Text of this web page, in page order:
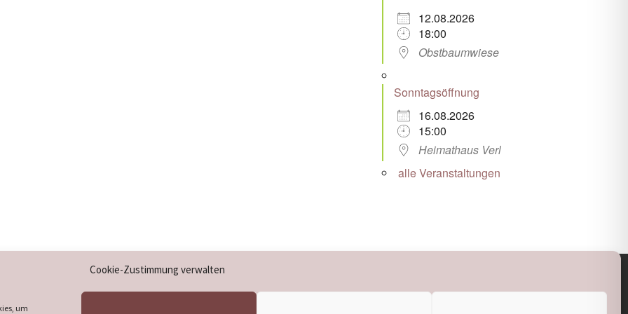
Cookie-Zustimmung verwalten
um
12.08.2026
18:00
Obstbaumwiese
Sonntagsöffnung
16.08.2026
15:00
Heimathaus Verl
alle Veranstaltungen